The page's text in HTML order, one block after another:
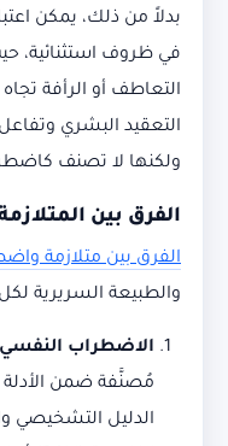
بدلاً من ذلك، يمكن
في ظروف استثنائية،
التعاطف أو الرأفة
التعقيد البشري وتفاعل
ولكنها لا تصنف
الفرق بين
الفرق بين متلازمة
والطبيعة السريرية
الاضطراب النفسي
مُصنَّفة ضمن الأدلة
الدليل التشخيصي